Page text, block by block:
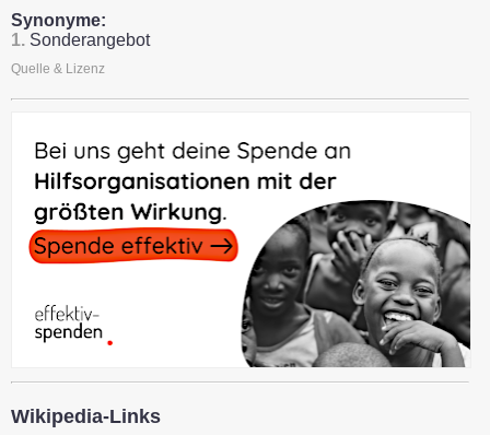
Synonyme:
1. Sonderangebot
Quelle & Lizenz
Wikipedia-Links